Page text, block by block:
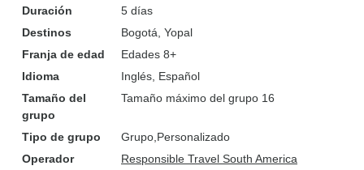
Duración
5 días
Destinos
Bogotá , Yopal
Franja de edad
Edades 8+
Idioma
Inglés, Español
Tamaño del
grupo
Tamaño máximo del grupo 16
Tipo de grupo Grupo Personalizado
Operador
Responsible Travel South America